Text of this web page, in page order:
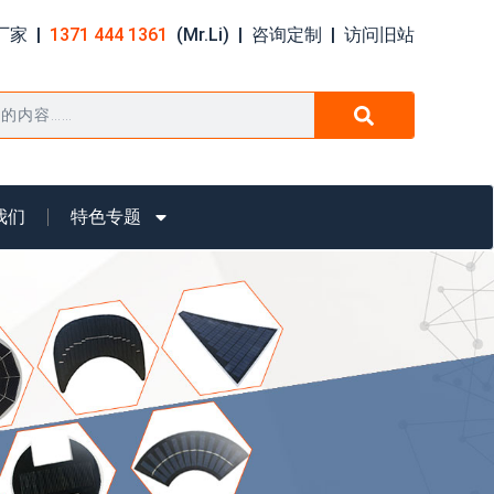
家 | 1371 444 1361 (Mr.Li) | 咨询定制 | 访问旧站
们 特色专题